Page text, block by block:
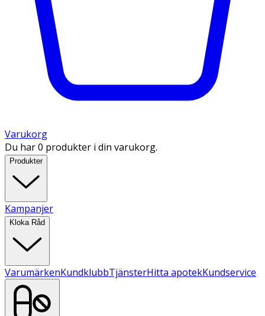
Varukorg
Du har 0 produkter i din varukorg.
Produkter
Kampanjer
Kloka Råd
VarumärkenKundklubbTjänsterHitta apotekKundservice